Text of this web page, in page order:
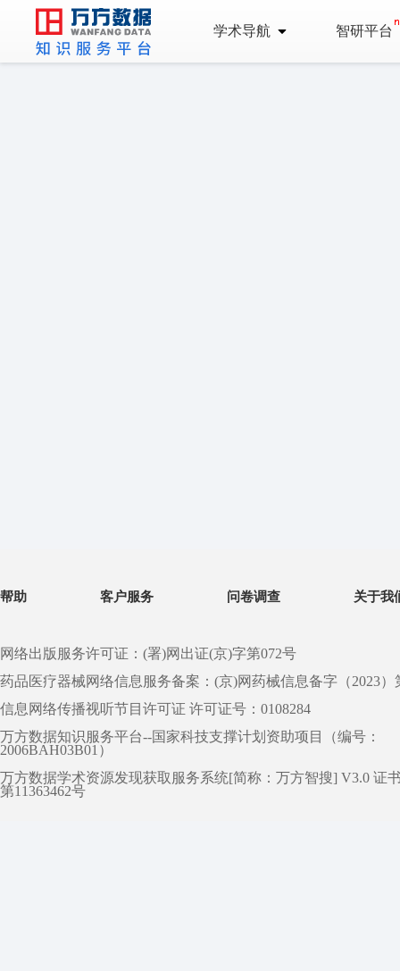
学术导航 智研平台
帮助 客户服务 问卷调查 关于我
网络出版服务许可证：(署)网出证(京)字第072号
药品医疗器械网络信息服务备案：(京)网药械信息备字（2023）
信息网络传播视听节目许可证 许可证号：0108284
万方数据知识服务平台--国家科技支撑计划资助项目（编号：
2006BAH03B01）
万方数据学术资源发现获取服务系统[简称：万方智搜] V3.0 证
第11363462号